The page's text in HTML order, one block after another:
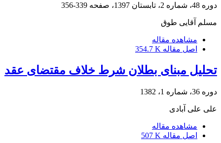
دوره 48، شماره 2، تابستان 1397، صفحه 339-356
مسلم آقایی طوق
مشاهده مقاله
اصل مقاله 354.7 K
تحلیل مبنای بطلان شرط خلاف مقتضای عقد
دوره 36، شماره 1، 1382
علی علی آبادی
مشاهده مقاله
اصل مقاله 507 K